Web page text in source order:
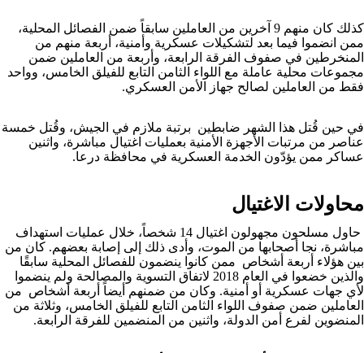
كذلك كان منهم 9 آخرين من العاملين سابقاً ضمن الفصائل المحلية،
ممن انضموا فيما بعد لتشكيلات عسكرية وأمنية، أربعة منهم من
المنخرطين في صفوف الفرقة الرابعة، وأربعة من العاملين ضمن
مجموعات محلية عاملة مع اللواء الثامن التابع للفيلق الخامس، وواحد
فقط من العاملين لصالح جهاز الأمن العسكري.
في حين قُتل هذا الشهر ضابطين برتبة ملازم في الجيش، وقُتل خمسة
عناصر من مرتبات الأجهزة الأمنية بعمليات اغتيال مباشرة، واثنين
عساكر ممن يؤدّون الخدمة العسكرية في محافظة درعا.
محاولات الاغتيال
حاول مسلحون مجهولون اغتيال 14 شخصاً، خلال عمليات استهداف
مباشرة، نجا أصحابها من الموت، وأدى ذلك إلى إصابة بعضهم. كان من
بين هؤلاء أربعة أشخاص ممن كانوا ينضمون للفصائل المحلية سابقًا
والذين خضعوا في العام 2018 لاتفاق التسوية والمصالحة ولم ينضموا
لأي جهات عسكرية أو أمنية. وكان من ضمنهم أيضاً أربعة أشخاص من
العاملين ضمن صفوف اللواء الثامن التابع للفيلق الخامس، وثلاثة من
المنضوين لفرع أمن الدولة، واثنين من المنضمين للفرقة الرابعة.